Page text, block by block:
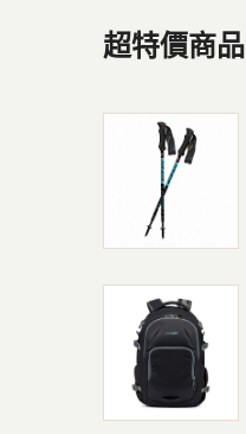
超特價商品